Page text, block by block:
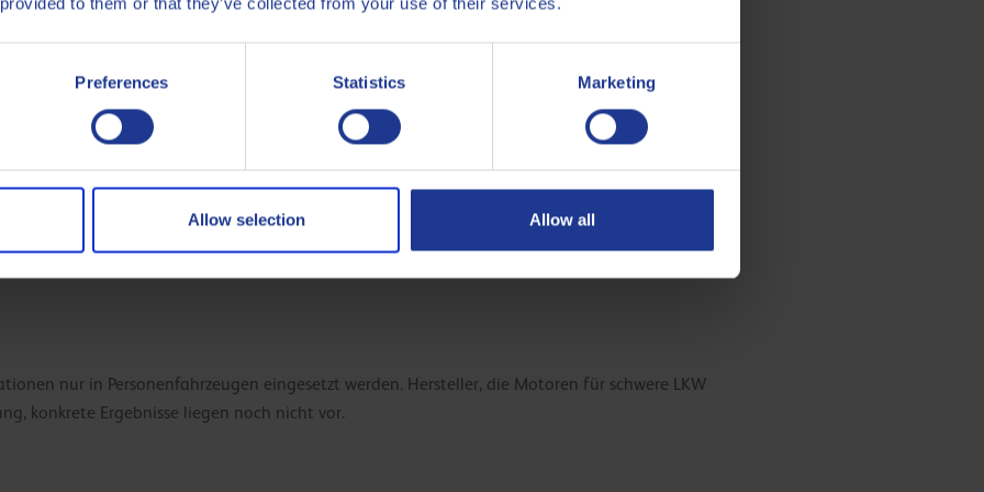
Preferences Statistics Marketing
Allow selection Allow all
dass die Motorenhersteller ihre Motoren neu entwickeln müssen: Nur mit dem richtigen
neuen Niedrigviskoseöl Vorteile haben.
dieses „neuen“ Öl neue Additive entwickelt werden. Das bringt einige Herausforderungen an die
nur in Personenfahrzeugen eingesetzt werden. Hersteller, die Motoren für schwere LKW
konkrete Ergebnisse liegen noch nicht vor.